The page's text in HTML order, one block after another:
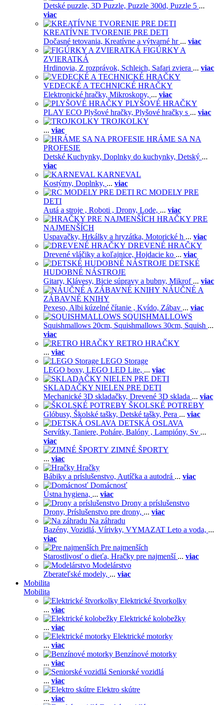
Detské puzzle, 3D Puzzle, Puzzle 300d, Puzzle 5 ...
viac
KREATÍVNE TVORENIE PRE DETI
Dočasné tetovania, Kreatívne a výtvarné hr ... viac
FIGÚRKY A
ZVIERATKÁ
Hrdinovia, Z rozprávok, Schleich, Safari zviera ... viac
VEDECKÉ A TECHNICKÉ HRAČKY
Elektronické hračky, Mikroskopy, ... viac
PLYŠOVÉ HRAČKY
PLAY ECO Plyšové hračky, Plyšové hračky s ... viac
TROJKOLKY
... viac
HRÁME SA NA
PROFESIE
Detské Kuchynky, Doplnky do kuchynky, Detský ...
viac
KARNEVAL
Kostýmy, Doplnky, ... viac
RC MODELY PRE
DETI
Autá a stroje , Roboti , Drony, Lode, ... viac
HRAČKY PRE
NAJMENŠÍCH
Uspavačky, Hrkálky a hryzátka, Motorické h ... viac
DREVENÉ HRAČKY
Drevené vláčiky a koľajnice, Hojdacie ko ... viac
DETSKÉ
HUDOBNÉ NÁSTROJE
Gitary, Klávesy, Bicie súpravy a bubny, Mikrof ... viac
NÁUČNÉ A
ZÁBAVNÉ KNIHY
Pexeso, Albi kúzelné čítanie , Kvído, Zábav ... viac
SQUISHMALLOWS
Squishmallows 20cm, Squishmallows 30cm, Squish ...
viac
RETRO HRAČKY
... viac
LEGO Storage
LEGO boxy, LEGO LED Lite, ... viac
SKLADAČKY NIELEN PRE DETI
Mechanické 3D skladačky, Drevené 3D sklada ... viac
ŠKOLSKÉ POTREBY
Glóbusy, Školské tašky, Detské tašky, Pera ... viac
DETSKÁ OSLAVA
Servítky, Taniere, Poháre, Balóny , Lampióny, Sv ...
viac
ZIMNÉ ŠPORTY
... viac
Hračky
Bábiky a príslušenstvo, Autíčka a autodrá ... viac
Domácnosť
Ústna hygiena, ... viac
Drony a príslušenstvo
Drony, Príslušenstvo pre drony, ... viac
Na záhradu
Bazény, Vozidlá, Vírivky, VYMAZAT Leto a voda, ...
viac
Pre najmenších
Starostlivosť o dieťa, Hračky pre najmenší ... viac
Modelárstvo
Zberateľské modely, ... viac
Mobilita
Mobilita
Elektrické štvorkolky
... viac
Elektrické kolobežky
... viac
Elektrické motorky
... viac
Benzínové motorky
... viac
Seniorské vozidlá
... viac
Elektro skútre
... viac